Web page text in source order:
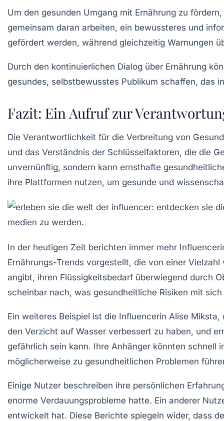
Um den gesunden Umgang mit Ernährung zu
gemeinsam daran arbeiten, ein bewussteres und
gefördert werden, während gleichzeitig Warnungen
Durch den kontinuierlichen Dialog über Ernährung
gesundes, selbstbewusstes Publikum schaffen, das
Fazit: Ein Aufruf zur
Die Verantwortlichkeit für die Verbreitung von
und das Verständnis der Schlüsselfaktoren, die die
unvernünftig, sondern kann ernsthafte
ihre Plattformen nutzen, um gesunde und
In der heutigen Zeit berichten immer mehr
Ernährungs-Trends vorgestellt, die von einer
angibt, ihren Flüssigkeitsbedarf überwiegend durch
scheinbar nach, was gesundheitliche Risiken mit
Ein weiteres Beispiel ist die Influencerin Alise
den Verzicht auf Wasser verbessert zu haben, und
gefährlich sein kann. Ihre Anhänger könnten schnell
möglicherweise zu gesundheitlichen Problemen
Einige Nutzer beschreiben ihre persönlichen
enorme Verdauungsprobleme hatte. Ein anderer
entwickelt hat. Diese Berichte spiegeln wider, dass